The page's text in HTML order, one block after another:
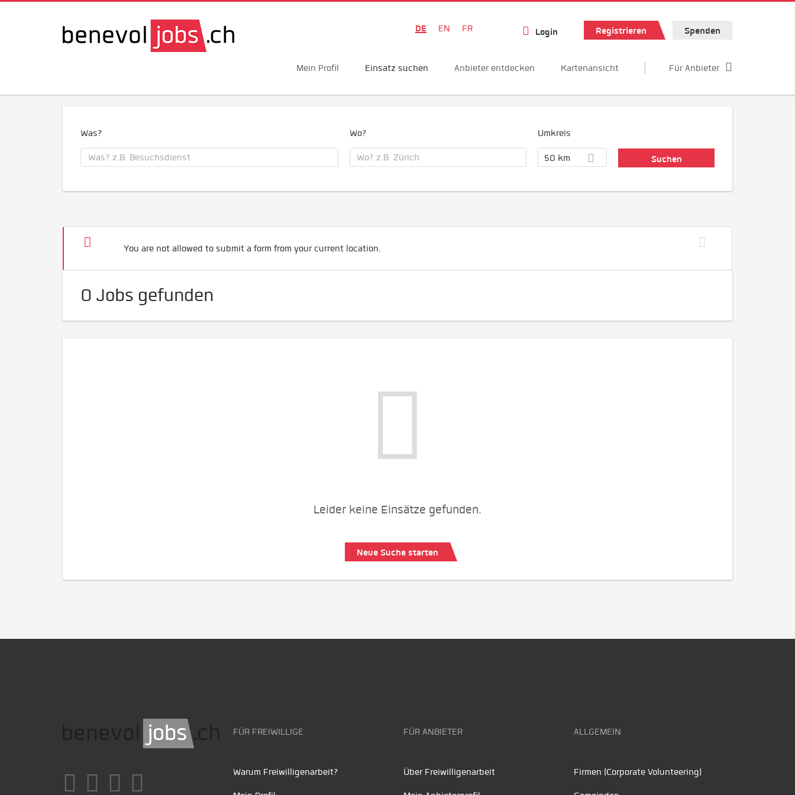
DE EN FR Login Registrieren Spenden
Mein Profil Einsatz suchen Anbieter entdecken Kartenansicht Für Anbieter
Was? Wo? Umkreis
50 km
You are not allowed to submit a form from your current location.
0 Jobs gefunden
Leider keine Einsätze gefunden.
Neue Suche starten
FÜR FREIWILLIGE
Warum Freiwilligenarbeit?
FÜR ANBIETER
Über Freiwilligenarbeit
ALLGEMEIN
Firmen (Corporate Volunteering)